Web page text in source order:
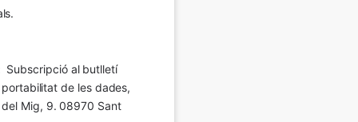
Subscripció al butlletí
de les dades,
del Mig, 9. 08970 Sant